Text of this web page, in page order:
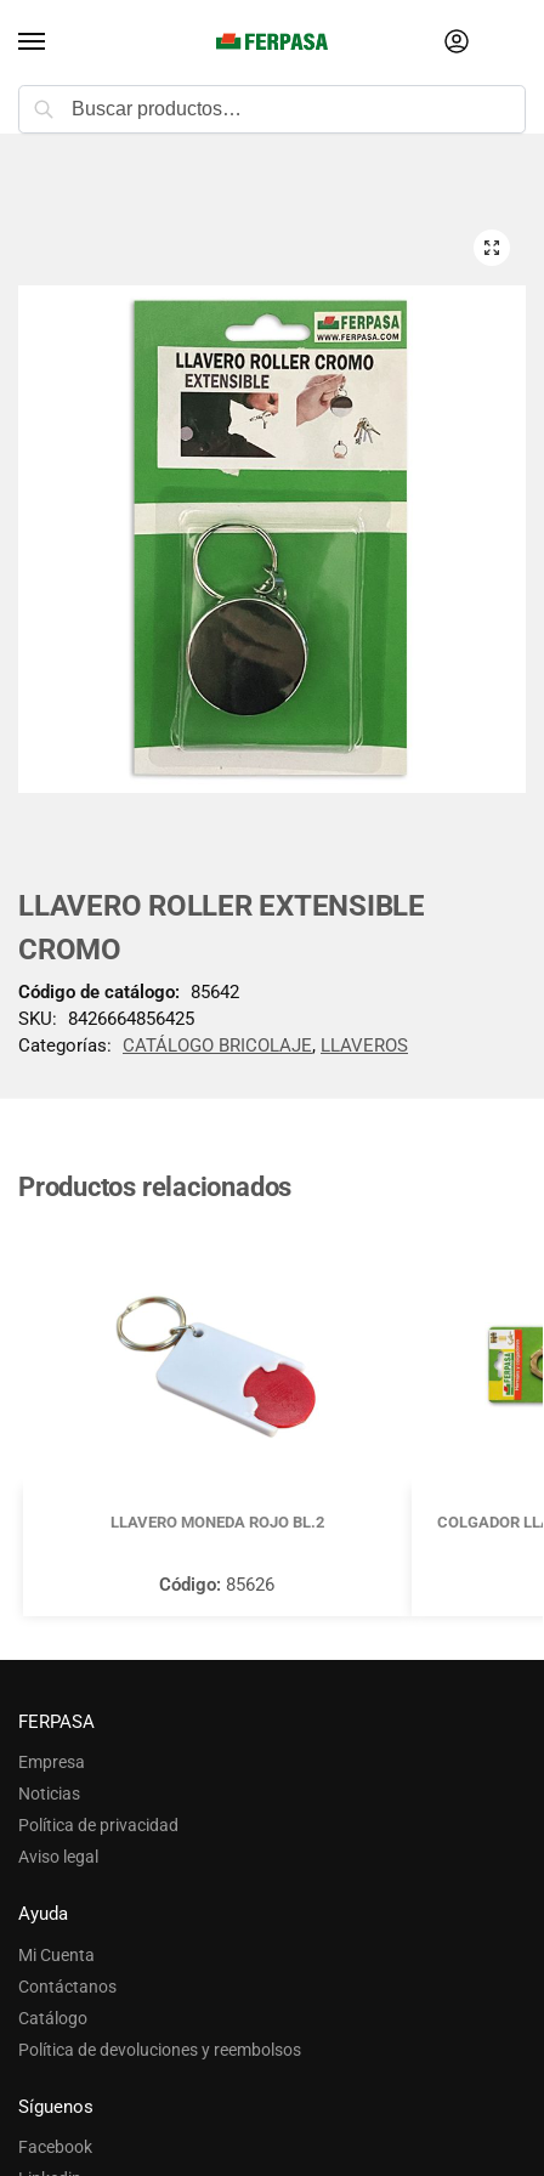
LLAVERO ROLLER EXTENSIBLE
CROMO
Código de catálogo: 85642
SKU: 8426664856425
Categorías:
CATÁLOGO BRICOLAJE, LLAVEROS
Productos relacionados
LLAVERO MONEDA ROJO BL.2
Código: 85626
COLGADOR
FERPASA
Empresa
Noticias
Política de privacidad
Aviso legal
Ayuda
Mi Cuenta
Contáctanos
Catálogo
Política de devoluciones y reembolsos
Síguenos
Facebook